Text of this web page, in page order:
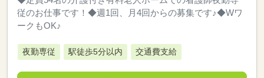
従のお仕事です！◆週1回、月4回からの募集です♪◆Wワ
ークもOK♪
夜勤専従 駅徒歩5分以内 交通費支給